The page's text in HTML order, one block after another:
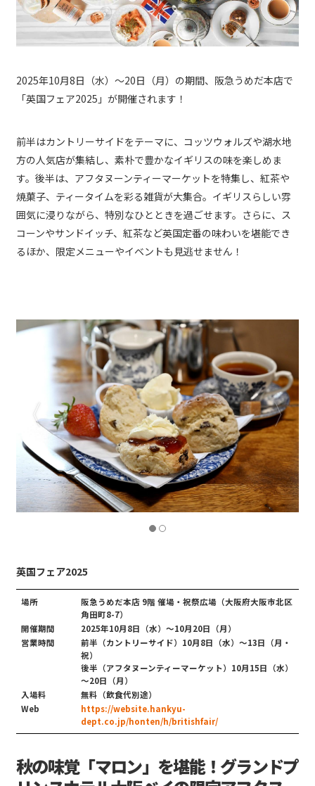
2025年10月8日（水）～20日（月）の期間、阪急うめだ本店で
「英国フェア2025」が開催されます！
前半はカントリーサイドをテーマに、コッツウォルズや湖水地
方の人気店が集結し、素朴で豊かなイギリスの味を楽しめま
す。後半は、アフタヌーンティーマーケットを特集し、紅茶や
焼菓子、ティータイムを彩る雑貨が大集合。イギリスらしい雰
囲気に浸りながら、特別なひとときを過ごせます。さらに、ス
コーンやサンドイッチ、紅茶など英国定番の味わいを堪能でき
るほか、限定メニューやイベントも見逃せません！
英国フェア2025
場所
阪急うめだ本店 9階 催場・祝祭広場（大阪府大阪市北区
角田町8-7）
開催期間
2025年10月8日（水）～10月20日（月）
営業時間
前半（カントリーサイド）10月8日（水）～13日（月・
祝）
後半（アフタヌーンティーマーケット）10月15日（水）
～20日（月）
入場料
無料（飲食代別途）
Web
https://website.hankyu-
dept.co.jp/honten/h/britishfair/
秋の味覚「マロン」を堪能！グランドプ